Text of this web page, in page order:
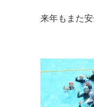
来年もまた